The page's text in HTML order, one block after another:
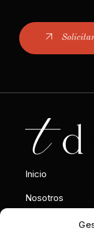
Inicio
Nosotros